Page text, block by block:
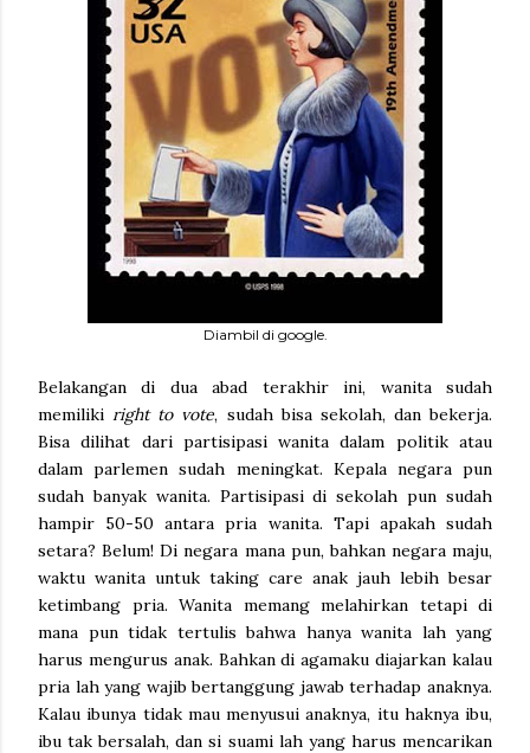
Diambil di google.
Belakangan di dua abad terakhir ini, wanita sudah
memilikiright to vote, sudah bisa sekolah, dan bekerja.
Bisa dilihat dari partisipasi wanita dalam politik atau
dalam parlemen sudah meningkat. Kepala negara pun
sudah banyak wanita. Partisipasi di sekolah pun sudah
hampir 50-50 antara pria wanita. Tapi apakah sudah
setara? Belum! Di negara mana pun, bahkan negara maju,
waktu wanita untuk taking care anak jauh lebih besar
ketimbang pria. Wanita memang melahirkan tetapi di
mana pun tidak tertulis bahwa hanya wanita lah yang
harus mengurus anak. Bahkan di agamaku diajarkan kalau
pria lah yang wajib bertanggung jawab terhadap anaknya.
Kalau ibunya tidak mau menyusui anaknya, itu haknya ibu,
ibu tak bersalah, dan si suami lah yang harus mencarikan